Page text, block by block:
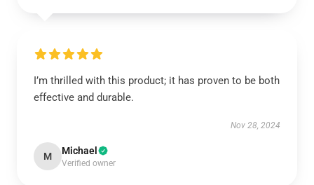
I’m thrilled with this product; it has proven to be both
effective and durable.
Nov 28, 2024
M Michael
Verified owner